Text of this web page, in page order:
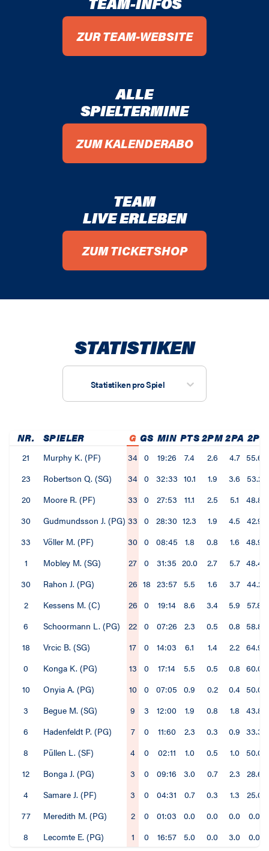
ZUR TEAM-WEBSITE
ALLE
SPIELTERMINE
ZUM KALENDERABO
TEAM
LIVE ERLEBEN
ZUM TICKETSHOP
STATISTIKEN
Statistiken pro Spiel
NR. SPIELER G GS MIN PTS2PM2PA 2P%
21 Murphy K. (PF) 34 0 19:26 7.4 2.6 4.7
23
Robertson Q. (SG) 34 0 32:33 10.1 1.9 3.6
53.2%
20
Moore R. (PF) 33 0 27:53 11.1 2.5 5.1
30
Gudmundsson J. (PG) 33 0 28:30 12.3 1.9 4.5 42.9%
33
Völler M. (PF) 30 0 08:45 1.8 0.8 1.6
1
Mobley M. (SG) 27 0 31:35 20.0 2.7 5.7
30
Rahon J. (PG) 26 18 23:57 5.5 1.6 3.7 44.2%
2
Kessens M. (C) 26 0 19:14 8.6 3.4 5.9
57.8%
6
Schoormann L. (PG) 22 0 07:26 2.3 0.5 0.8
18
Vrcic B. (SG) 17 0 14:03 6.1 1.4 2.2
0
Konga K. (PG) 13 0 17:14 5.5 0.5 0.8
10
Onyia A. (PG) 10 0 07:05 0.9 0.2 0.4
3
Begue M. (SG) 9 3 12:00 1.9 0.8 1.8
6
Hadenfeldt P. (PG) 7 0 11:60 2.3 0.3 0.9
8
Püllen L. (SF) 4 0 02:11 1.0 0.5 1.0
12
Bonga J. (PG) 3 0 09:16 3.0 0.7 2.3 28.6%
4
Samare J. (PF) 3 0 04:31 0.7 0.3 1.3
25.0%
77
Meredith M. (PG) 2 0 01:03 0.0 0.0 0.0
0.0%
8
Lecomte E. (PG) 1 0 16:57 5.0 0.0 3.0 0.0%